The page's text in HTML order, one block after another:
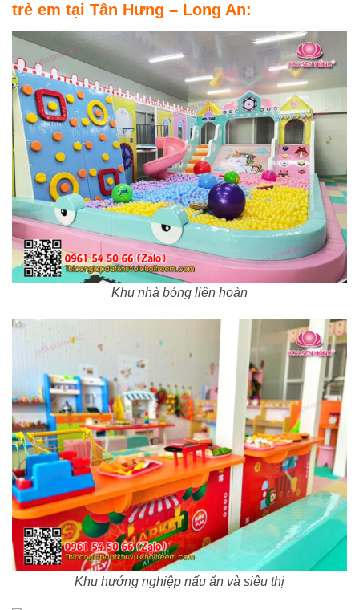
trẻ em tại Tân Hưng – Long An:
Khu nhà bóng liên hoàn
Khu hướng nghiệp nấu ăn và siêu thị